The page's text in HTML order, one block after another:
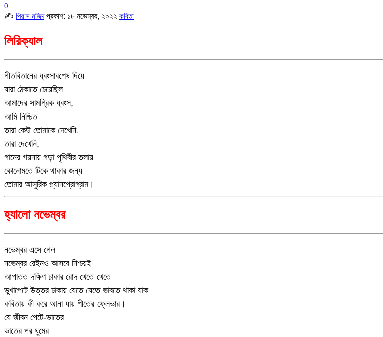
0
✍ পিয়াস মজিদ প্রকাশ: ১৮ নভেম্বর, ২০২২ কবিতা
লিরিক্যাল
গীতবিতানের ধ্বংসাবশেষ দিয়ে
যারা ঠেকাতে চেয়েছিল
আমাদের সামগ্রিক ধ্বংস,
আমি নিশ্চিত
তারা কেউ তোমাকে দেখেনি৷
তারা দেখেনি,
গানের গয়নায় গড়া পৃথিবীর তলায়
কোনোমতে টিকে থাকার জন্য
তোমার আসুরিক প্ল্যানপ্রোগ্রাম।
হ্যালো নভেম্বর
নভেম্বর এসে গেল
নভেম্বর রেইনও আসবে নিশ্চয়ই
আপাতত দক্ষিণ ঢাকার রোদ খেতে খেতে
ভুখাপেটে উত্তর ঢাকায় যেতে যেতে ভাবতে থাকা যাক
কবিতায় কী করে আনা যায় শীতের ফ্লেভার।
যে জীবন পেটে-ভাতের
ভাতের পর ঘুমের